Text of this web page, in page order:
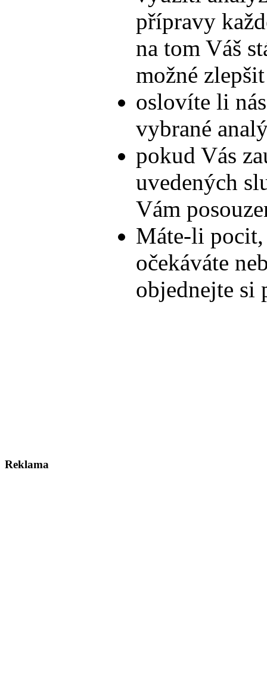
přípravy
na tom Váš
možné
oslovíte li
vybrané
pokud Vás
uvedených
Vám
Máte-li pocit,
očekáváte
objednejte si
Reklama